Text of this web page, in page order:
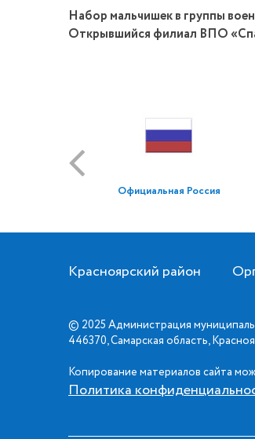
Набор мальчишек в группы
Открывшийся филиал ВПО
Официальная Россия
Красноярский район
© 2025 Администрация
446370, Самарская область,
Копирование материалов сайта
Политика